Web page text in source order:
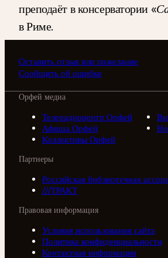
преподаёт в консерватории «
в Риме.
Оставить отзыв или пожелание
Сообщить об ошибке
Орфей медиа
Телерадиоцентр Орфей
Афиша Орфей
Коллективы Орфей
Партнеры
Российская библиотечная
///ТРАКТ
Правовая информация
Условия использования сайта
Политика конфиденциальности
Контактная информация